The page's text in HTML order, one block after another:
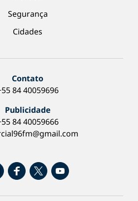
Segurança
Cidades
Contato
84 40059696
Publicidade
84 40059666